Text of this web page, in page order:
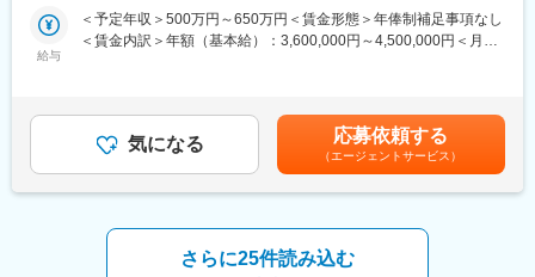
＊バイオシミラー：先行バイオ医薬品と同等/同質の品質、安全性
および有効性を有し、異なる製造販売業者により開発される医薬
高齢化社会が進行するなか、医療費の削減は喫緊の課題であり、
国策としてバイオシミラー普及促進の方針を打ち出しています。
セルトリオンは、抗体医薬品のバイオシミラーを世界規模で研究
供することで、世界中の患者様にバイオ医薬品の新しい治療の選
択肢をお届けしています。
ます。
これまでの経験を活かして新たなフィールドで活躍したい方を歓
■夜勤なし！日勤・土日祝休みで働き方改善・ワークライフバラン
スの両立が叶う！
■明確な評価制度あり！自身の成果や頑張りが客観的に評価され、
年収に反映されます。また、在籍年数が増えると永年勤続報奨金
努力がきちんと報われる報酬制度になっています。
給与
＜予定年収＞500万円～650万円＜賃金形態＞年俸制補足事項なし
＜賃金内訳＞年額（基本給）：3,600,000円～4,500,000円＜月額
動・四半期一時金：10万円（四半期に1回、10万円程度支給）※た
だし支給条件有。他、永続勤務報奨金（3年勤務5万円支給、5年
勤務10万円…）ございます。賃金はあくまでも目安の金額であ
り、選考を通じて上下する可能性があります。月給(月額)は固定手
気になる 応募依頼する
（エージェントサービス）
さらに25件読み込む